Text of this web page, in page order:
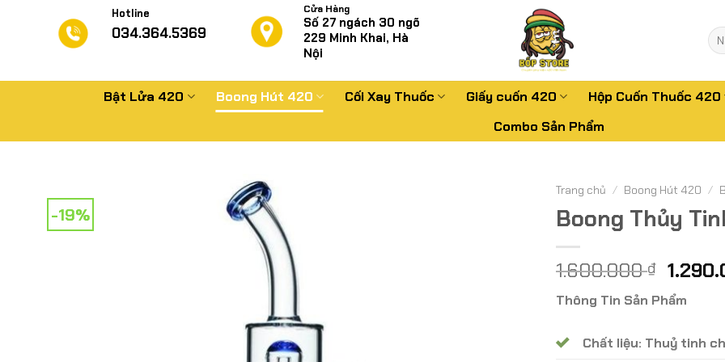
Hotline
034.364.5369
Cửa Hàng
Số 27 ngách 30 ngõ
229 Minh Khai, Hà
Nội
Tìm
Bật Lửa 420 Boong Hút 420 Cối Xay Thuốc Giấy cuốn 420 Hộp Cuốn Thuốc 420
Combo Sản Phẩm
-19%
Trang chủ / Boong Hút 420 /
Boong Thủy
1.600.000₫ Giá
gốc
là:
Thông Tin Sản Phẩm
Chất liệu: Thuỷ tinh